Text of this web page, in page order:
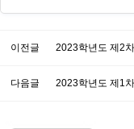
이전글 2023학년도 제2
다음글 2023학년도 제1